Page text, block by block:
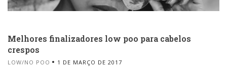
Melhores finalizadores low poo para cabelos
crespos
LOW/NO POO 1 DE MARÇO DE 2017